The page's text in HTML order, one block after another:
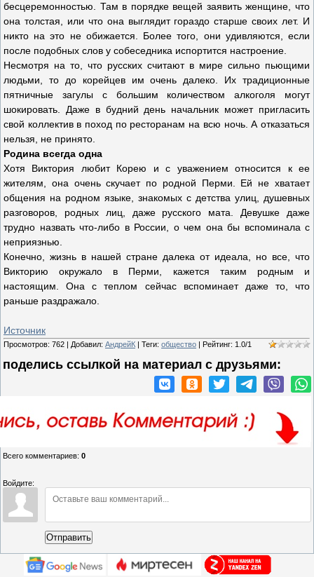
бесцеремонностью. Там в порядке вещей заявить женщине, что
она толстая, или что она выглядит гораздо старше своих лет. И
никто на это не обижается. Более того, они удивляются, если
после подобных слов у собеседника испортится настроение.
Несмотря на то, что русских считают в мире сильно пьющими
людьми, то до корейцев им очень далеко. Их традиционные
пятничные загулы с большим количеством алкоголя могут
шокировать. Даже в будний день начальник может пригласить
свой коллектив в поход по ресторанам на всю ночь. А отказаться
нельзя, не принято.
Родина всегда одна
Хотя Виктория любит Корею и с уважением относится к ее
жителям, она очень скучает по родной Перми. Ей не хватает
общения на родном языке, знакомых с детства улиц, душевных
разговоров, родных лиц, даже русского мата. Девушке даже
трудно назвать что-либо в России, о чем она бы вспоминала с
неприязнью.
Конечно, жизнь в нашей стране далека от идеала, но все, что
Викторию окружало в Перми, кажется таким родным и
настоящим. Она с теплом сейчас вспоминает даже то, что
раньше раздражало.
Источник
Просмотров: 762 | Добавил: АндрейК | Теги: общество | Рейтинг: 1.0/1
поделись ссылкой на материал c друзьями:
Всего комментариев: 0
Войдите:
Отправить